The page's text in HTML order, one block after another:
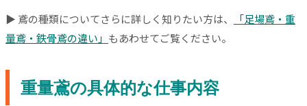
▶ 鳶の種類についてさらに詳しく知りたい方は、
「足場鳶・重
量鳶・鉄骨鳶の違い」 もあわせてご覧ください。
重量鳶の具体的な仕事内容